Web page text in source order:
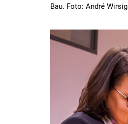
Bau. Foto: André Wirsig